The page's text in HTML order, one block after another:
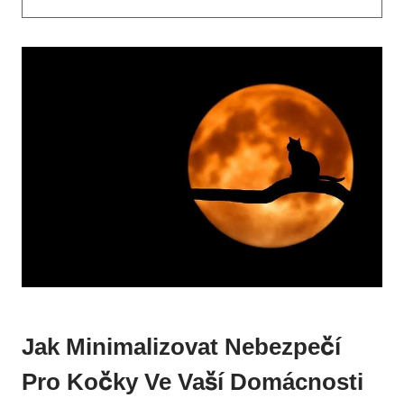
Jak Minimalizovat Nebezpečí
Pro Kočky Ve Vaší Domácnosti